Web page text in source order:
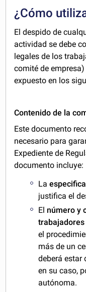
¿Cómo
El despido de
actividad se debe
legales de los
comité de empresa)
expuesto en los
Contenido de la
Este documento
necesario para
Expediente de
documento incluye:
La
justifica el
El número y
el
más de un
deberá estar
en su caso,
autónoma.